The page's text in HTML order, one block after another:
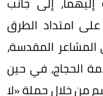
على امتداد الطرق
المقدسة،
الحجاج، في حين
من خلال حملة «لا